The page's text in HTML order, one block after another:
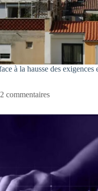
à la hausse des exigences
2 commentaires